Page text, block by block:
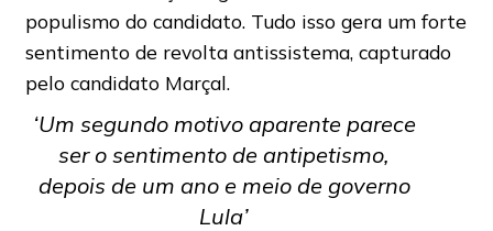
populismo do candidato. Tudo isso gera um forte
sentimento de revolta antissistema, capturado
pelo candidato Marçal.
‘Um segundo motivo aparente parece
ser o sentimento de antipetismo,
depois de um ano e meio de governo
Lula’